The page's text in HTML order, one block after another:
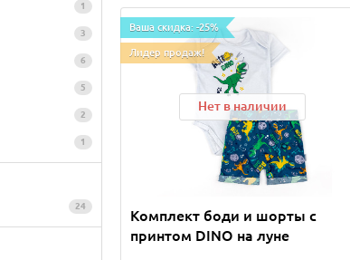
1
3
6
5
2
1
24
Ваша скидка: -25%
Лидер продаж!
Нет в наличии
Комплект боди и шорты с
принтом DINO на луне